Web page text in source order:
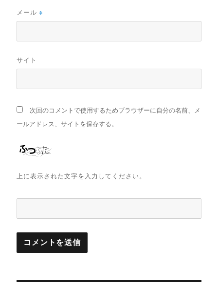
メール※
サイト
次回のコメントで使用するためブラウザーに自分の名前、メ
ールアドレス、サイトを保存する。
上に表示された文字を入力してください。